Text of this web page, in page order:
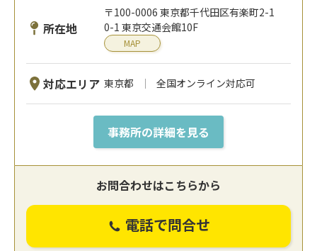
所在地
〒100-0006 東京都千代田区有楽町2-1
0-1 東京交通会館10F
MAP
対応エリア 東京都 全国オンライン対応可
事務所の詳細を見る
お問合わせはこちらから
電話で問合せ